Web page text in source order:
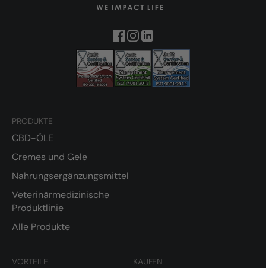
PRODUKTE
CBD-ÖLE
Cremes und Gele
Nahrungsergänzungsmittel
Veterinärmedizinische
Produktlinie
Alle Produkte
VORTEILE KAUFEN